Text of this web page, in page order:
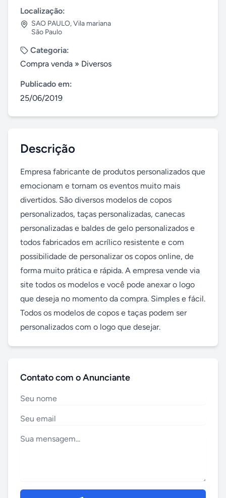
Localização:
SAO PAULO,Vila mariana
São Paulo
Categoria:
Compra venda » Diversos
Publicado em:
25/06/2019
Descrição
Empresa fabricante de produtos personalizados que
emocionam e tornam os eventos muito mais
divertidos. São diversos modelos de copos
personalizados, taças personalizadas, canecas
personalizadas e baldes de gelo personalizados e
todos fabricados em acrílico resistente e com
possibilidade de personalizar os copos online, de
forma muito prática e rápida. A empresa vende via
site todos os modelos e você pode anexar o logo
que deseja no momento da compra. Simples e fácil.
Todos os modelos de copos e taças podem ser
personalizados com o logo que desejar.
Contato com o Anunciante